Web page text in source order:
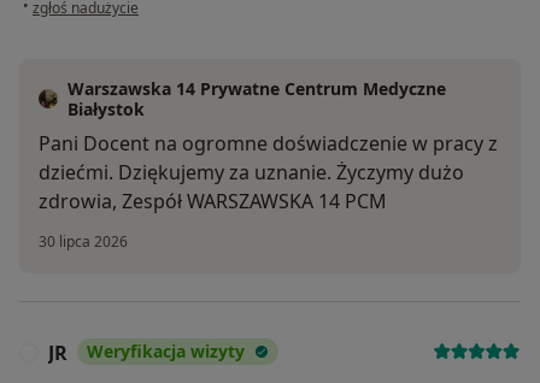
• zgłoś nadużycie
Warszawska 14 Prywatne Centrum Medyczne
Białystok
Pani Docent na ogromne doświadczenie w pracy z
dziećmi. Dziękujemy za uznanie. Życzymy dużo
zdrowia, Zespół WARSZAWSKA 14 PCM
30 lipca 2026
JR Weryfikacja wizyty